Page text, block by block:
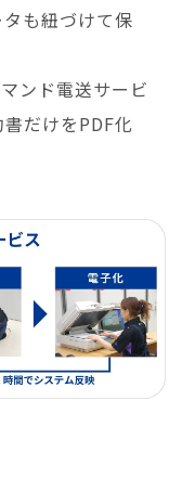
も紐づけて保
ンド電送サービ
だけをPDF化